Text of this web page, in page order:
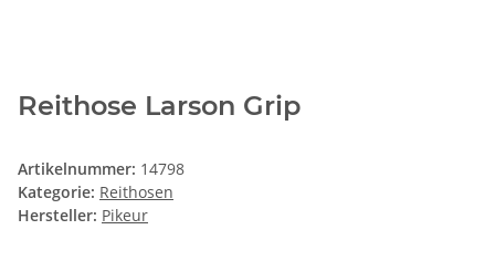
Reithose Larson Grip
Artikelnummer: 14798
Kategorie: Reithosen
Hersteller: Pikeur